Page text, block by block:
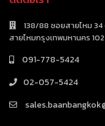
138/88 ซอยสายไหม
สายไหมกรุงเทพมหานคร
091-778-5424
02-057-5424